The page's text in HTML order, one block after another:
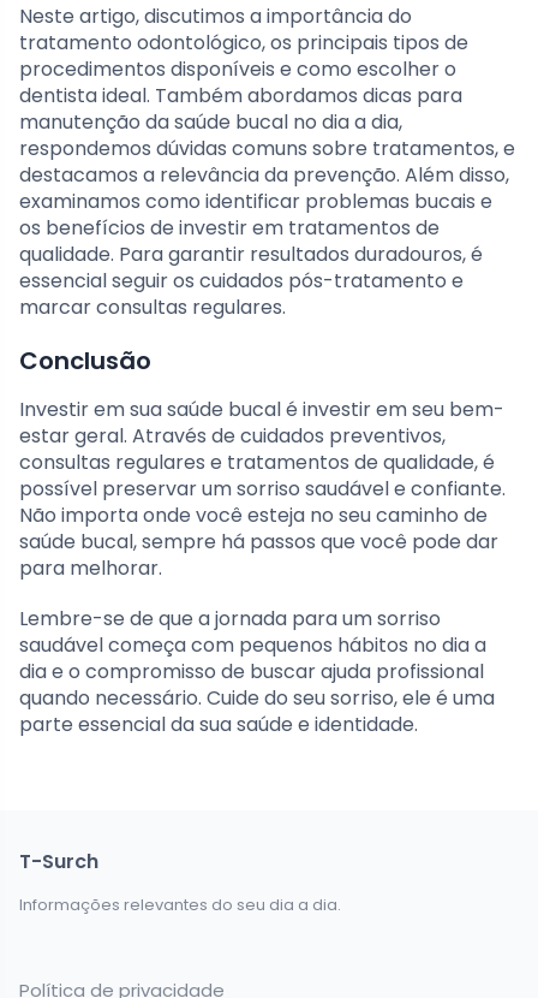
Neste artigo, discutimos a importância do
tratamento odontológico, os principais tipos de
procedimentos disponíveis e como escolher o
dentista ideal. Também abordamos dicas para
manutenção da saúde bucal no dia a dia,
respondemos dúvidas comuns sobre tratamentos, e
destacamos a relevância da prevenção. Além disso,
examinamos como identificar problemas bucais e
os benefícios de investir em tratamentos de
qualidade. Para garantir resultados duradouros, é
essencial seguir os cuidados pós-tratamento e
marcar consultas regulares.
Conclusão
Investir em sua saúde bucal é investir em seu bem-
estar geral. Através de cuidados preventivos,
consultas regulares e tratamentos de qualidade, é
possível preservar um sorriso saudável e confiante.
Não importa onde você esteja no seu caminho de
saúde bucal, sempre há passos que você pode dar
para melhorar.
Lembre-se de que a jornada para um sorriso
saudável começa com pequenos hábitos no dia a
dia e o compromisso de buscar ajuda profissional
quando necessário. Cuide do seu sorriso, ele é uma
parte essencial da sua saúde e identidade.
T-Surch
Informações relevantes do seu dia a dia.
Política de privacidade